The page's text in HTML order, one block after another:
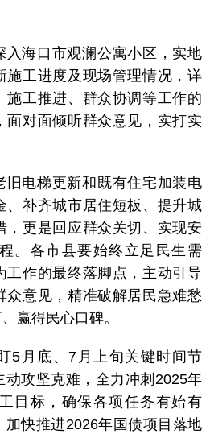
入海口市观澜公寓小区，实地
施工进度及现场管理情况，详
施工推进、群众协调等工作的
面对面倾听群众意见，实打实
旧电梯更新和既有住宅加装电
、补齐城市居住短板、提升城
，更是回应群众关切、实现安
。各市县要始终立足民生需
工作的最终落脚点，主动引导
众意见，精准破解居民急难愁
赢得民心口碑。
5月底、7月上旬关键时间节
动攻坚克难，全力冲刺2025年
目标，确保各项任务有始有
快推进2026年国债项目落地